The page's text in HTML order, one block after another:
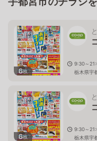
6枚
9:30～
栃木県宇
6枚
9:30～
栃木県宇